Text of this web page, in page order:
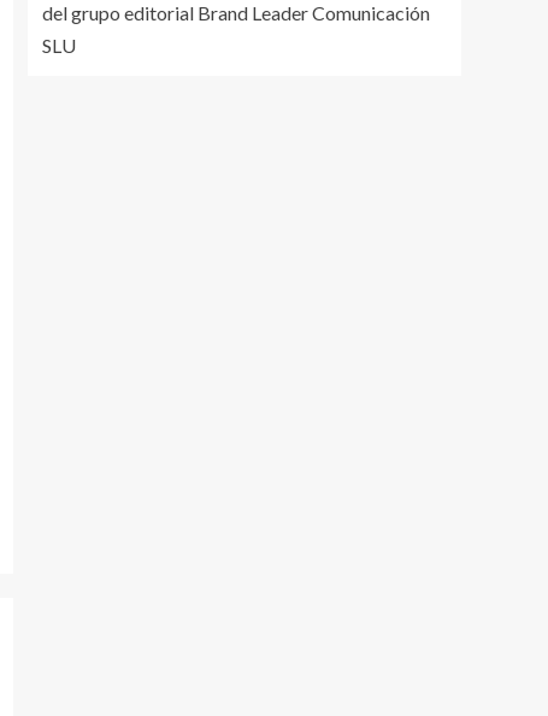
del grupo editorial Brand Leader Comunicación
SLU